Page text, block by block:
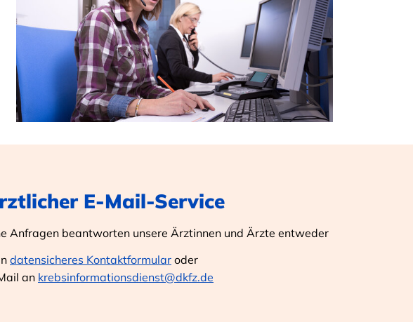
E-Mail-Service
Anfragen beantworten unsere Ärztinnen und Ärzte entweder
datensicheres Kontaktformular oder
an krebsinformationsdienst@dkfz.de